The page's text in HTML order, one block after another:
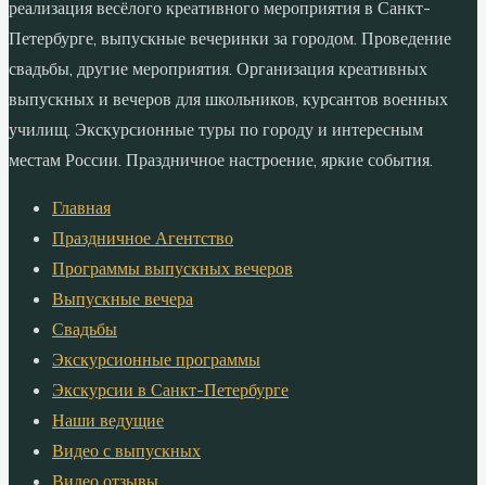
реализация весёлого креативного мероприятия в Санкт-
Петербурге, выпускные вечеринки за городом. Проведение
свадьбы, другие мероприятия. Организация креативных
выпускных и вечеров для школьников, курсантов военных
училищ. Экскурсионные туры по городу и интересным
местам России. Праздничное настроение, яркие события.
Главная
Праздничное Агентство
Программы выпускных вечеров
Выпускные вечера
Свадьбы
Экскурсионные программы
Экскурсии в Санкт-Петербурге
Наши ведущие
Видео с выпускных